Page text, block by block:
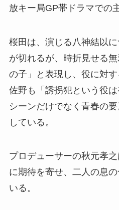
放キー局GP帯ドラマでの
桜田は、演じる八神結以
が切れるが、時折見せる
の子」と表現し、役に対す
佐野も「誘拐犯という役
シーンだけでなく青春の
している。
プロデューサーの秋元孝
に期待を寄せ、二人の息
いる。